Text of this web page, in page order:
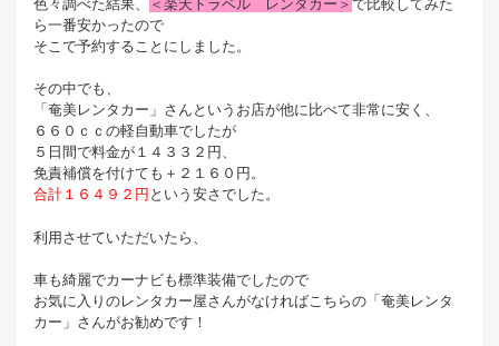
色々調べた結果、
＜楽天トラベル レンタカー＞ で比較してみた
ら一番安かったので
そこで予約することにしました。
その中でも、
「奄美レンタカー」さんというお店が他に比べて非常に安く、
６６０ｃｃの軽自動車でしたが
５日間で料金が１４３３２円、
免責補償を付けても＋２１６０円。
合計１６４９２円 という安さでした。
利用させていただいたら、
車も綺麗でカーナビも標準装備でしたので
お気に入りのレンタカー屋さんがなければこちらの「奄美レンタ
カー」さんがお勧めです！